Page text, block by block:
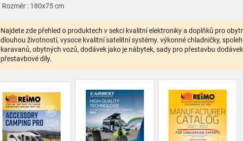
Rozměr : 180x75 cm
Najdete zde přehled o produktech v sekci kvalitní elektroniky a doplňků pro
dlouhou životností, vysoce kvalitní satelitní systémy. výkonné chladničky,
karavanů, obytných vozů, dodávek jako je nábytek, sady pro přestavbu
přestavbové díly.